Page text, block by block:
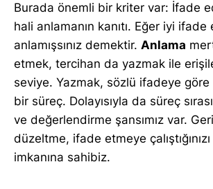
Burada önemli bir kriter var: İfade
hali anlamanın kanıtı. Eğer iyi ifade
anlamışsınız demektir. Anlama
etmek, tercihan da yazmak ile
seviye. Yazmak, sözlü ifadeye
bir süreç. Dolayısıyla da süreç
ve değerlendirme şansımız var.
düzeltme, ifade etmeye
imkanına sahibiz.